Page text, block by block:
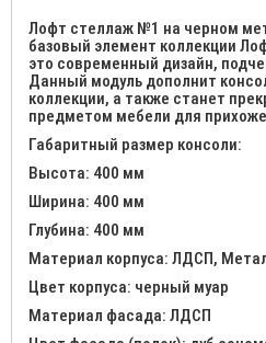
Лофт стеллаж №1 на черном
базовый элемент коллекции
это современный дизайн,
Данный модуль дополнит
коллекции, а также станет
предметом мебели для
Габаритный размер консоли:
Высота: 400 мм
Ширина: 400 мм
Глубина: 400 мм
Материал корпуса: ЛДСП,
Цвет корпуса: черный муар
Материал фасада: ЛДСП